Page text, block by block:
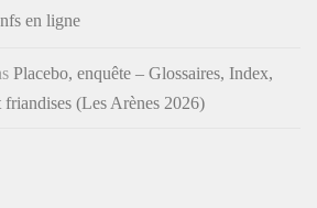
en ligne
Placebo, enquête – Glossaires, Index,
friandises (Les Arènes 2026)